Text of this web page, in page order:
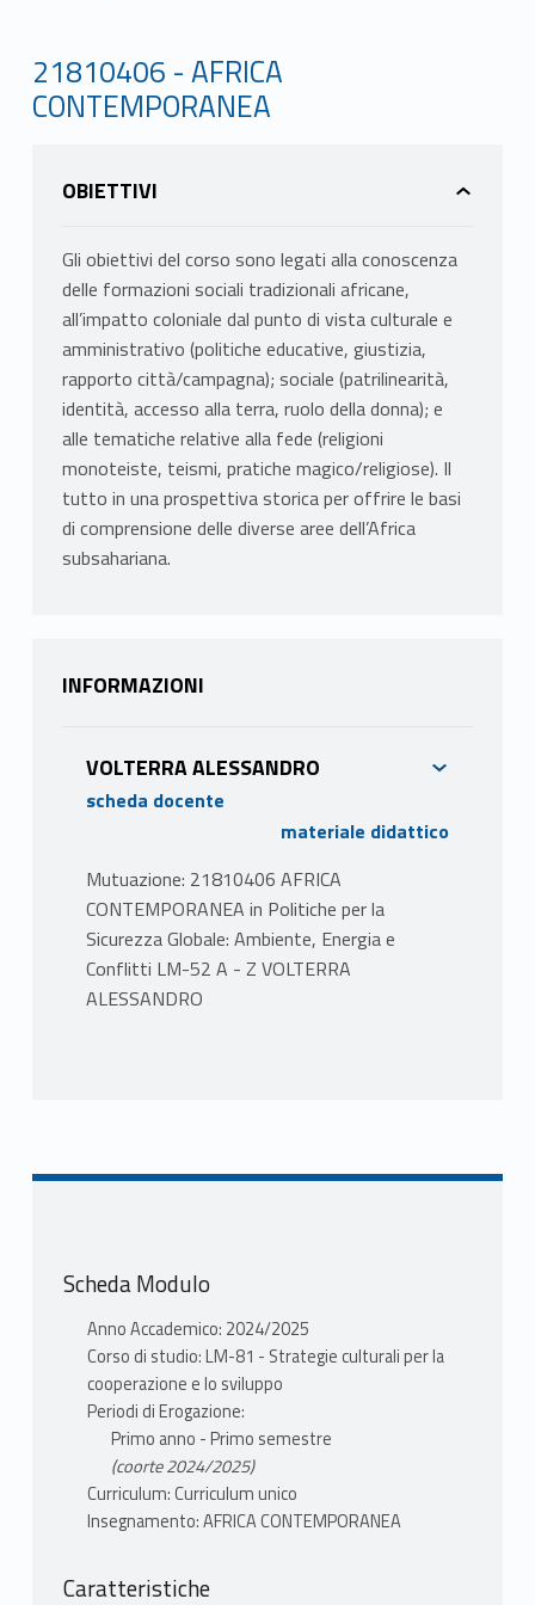
21810406 - AFRICA
CONTEMPORANEA
OBIETTIVI
Gli obiettivi del corso sono legati alla conoscenza
delle formazioni sociali tradizionali africane,
all’impatto coloniale dal punto di vista culturale e
amministrativo (politiche educative, giustizia,
rapporto città/campagna); sociale (patrilinearità,
identità, accesso alla terra, ruolo della donna); e
alle tematiche relative alla fede (religioni
monoteiste, teismi, pratiche magico/religiose). Il
tutto in una prospettiva storica per offrire le basi
di comprensione delle diverse aree dell’Africa
subsahariana.
INFORMAZIONI
VOLTERRA ALESSANDRO
scheda docente
materiale didattico
Mutuazione: 21810406 AFRICA
CONTEMPORANEA in Politiche per la
Sicurezza Globale: Ambiente, Energia e
Conflitti LM-52 A - Z VOLTERRA
ALESSANDRO
fondamentali
della storia di questo
continente, dei suoi problemi di oggi, in una
prospettiva di comprensione
storica di culture diverse. Temi affrontati:
Aspetti culturali africani (Clan e lignaggi,
totemismo, teismi, strutture sociali)
Impatto coloniale
Scheda Modulo
Anno Accademico: 2024/2025
Corso di studio: LM-81 - Strategie culturali per la
cooperazione e lo sviluppo
Periodi di Erogazione:
Primo anno - Primo semestre
(coorte 2024/2025)
Curriculum: Curriculum unico
Insegnamento: AFRICA CONTEMPORANEA
Caratteristiche